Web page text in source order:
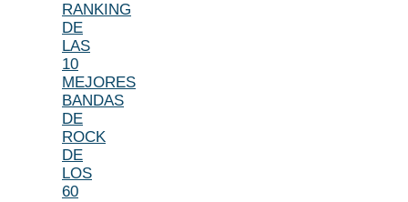
RANKING
DE
LAS
10
MEJORES
BANDAS
DE
ROCK
DE
LOS
60